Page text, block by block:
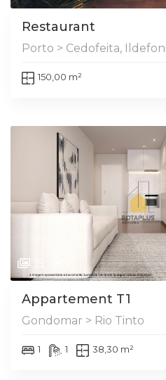
Restaurant
Porto > Cedofeita,
150,00 m²
Appartement T1
Gondomar > Rio Tinto
1 1 38,30 m²